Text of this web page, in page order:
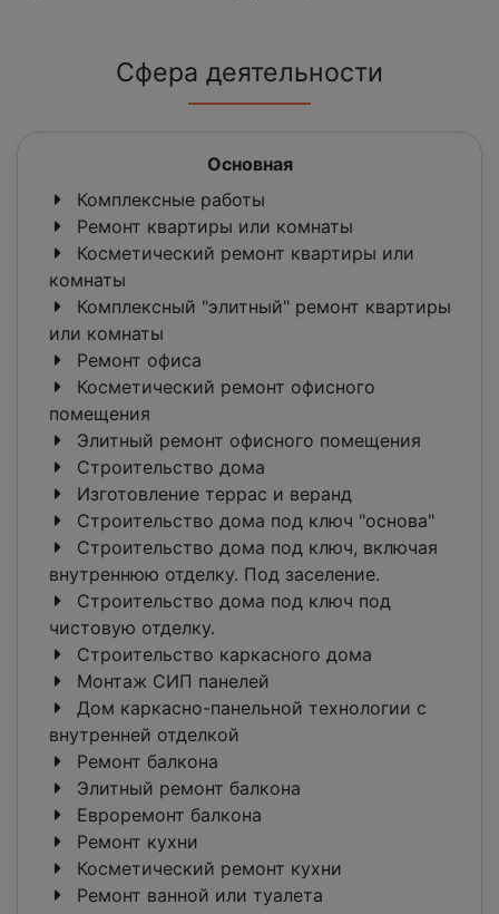
Сфера деятельности
Основная
Комплексные работы
Ремонт квартиры или комнаты
Косметический ремонт квартиры или
комнаты
Комплексный "элитный" ремонт квартиры
или комнаты
Ремонт офиса
Косметический ремонт офисного
помещения
Элитный ремонт офисного помещения
Строительство дома
Изготовление террас и веранд
Строительство дома под ключ "основа"
Строительство дома под ключ, включая
внутреннюю отделку. Под заселение.
Строительство дома под ключ под
чистовую отделку.
Строительство каркасного дома
Монтаж СИП панелей
Дом каркасно-панельной технологии с
внутренней отделкой
Ремонт балкона
Элитный ремонт балкона
Евроремонт балкона
Ремонт кухни
Косметический ремонт кухни
Ремонт ванной или туалета